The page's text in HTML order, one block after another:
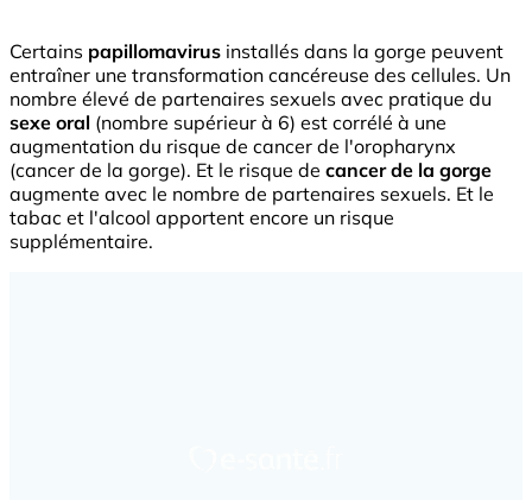
Certains papillomavirus installés dans la gorge peuvent
entraîner une transformation cancéreuse des cellules. Un
nombre élevé de partenaires sexuels avec pratique du
sexe oral (nombre supérieur à 6) est corrélé à une
augmentation du risque de cancer de l'oropharynx
(cancer de la gorge). Et le risque de cancer de la gorge
augmente avec le nombre de partenaires sexuels. Et le
tabac et l'alcool apportent encore un risque
supplémentaire.